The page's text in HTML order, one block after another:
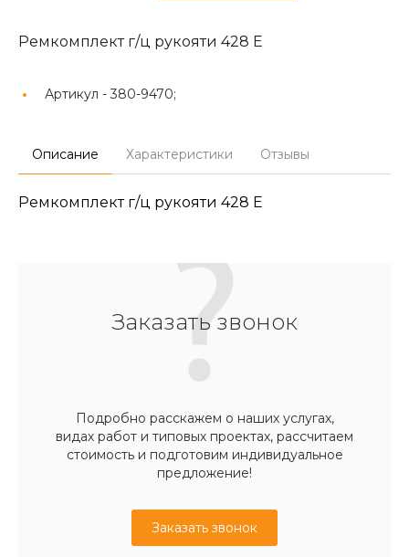
Ремкомплект г/ц рукояти 428 E
Артикул - 380-9470;
Описание Характеристики Отзывы
Ремкомплект г/ц рукояти 428 E
Заказать звонок
Подробно расскажем о наших услугах,
видах работ и типовых проектах, рассчитаем
стоимость и подготовим индивидуальное
предложение!
Заказать звонок